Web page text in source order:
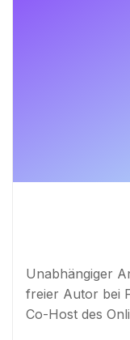
Unabhängiger
freier Autor bei
Co-Host des